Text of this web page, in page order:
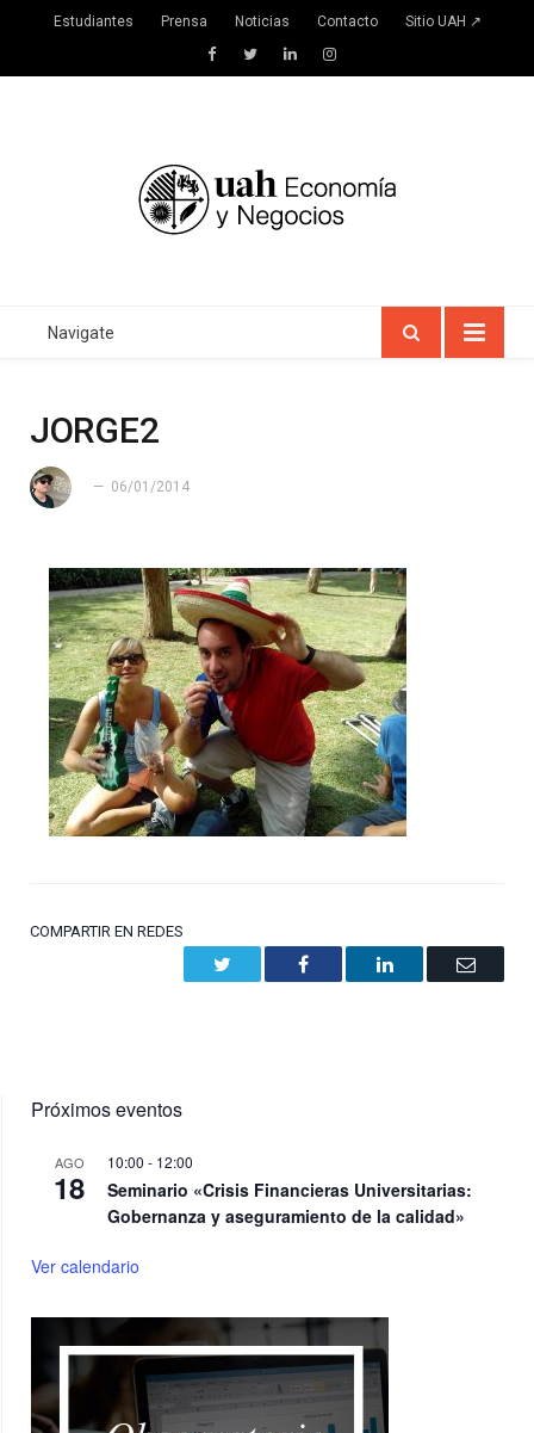
Estudiantes Prensa Noticias Contacto Sitio UAH ↗
FacebookTwitterLinkedInInstagram
Navigate
JORGE2
06/01/2014
COMPARTIR EN REDES
Facebook LinkedIn Email
Próximos eventos
AGO
18
10:00 - 12:00
Seminario «Crisis Financieras Universitarias:
Gobernanza y aseguramiento de la calidad»
Ver calendario